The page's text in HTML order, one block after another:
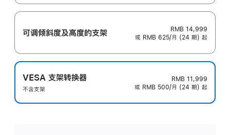
可调倾斜度及高‍度的支‍架
RMB 14,999
或 RMB 625/月 (24 期) 起
VESA 支架转换器
不含支架
RMB 11,999
或 RMB 500/月 (24 期) 起